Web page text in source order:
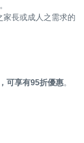
長或成人之需求的
可享有95折優惠。